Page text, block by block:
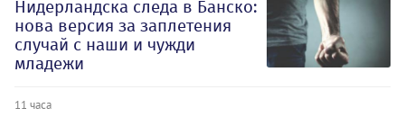
Нидерландска следа в Банско:
нова версия за заплетения
случай с наши и чужди
младежи
11 часа